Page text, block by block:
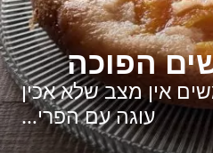
הפוכה
אין מצב שלא אכין
עוגה עם הפרי…